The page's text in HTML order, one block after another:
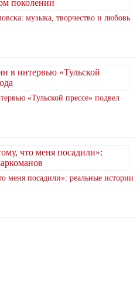
музыка, творчество и любовь
«Тульской прессе» подвел
меня посадили»: реальные истории